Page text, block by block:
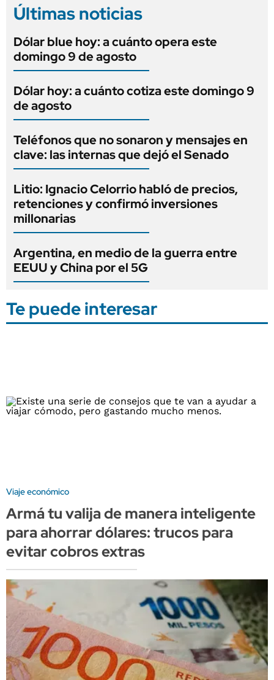
Últimas noticias
Dólar blue hoy: a cuánto opera este
domingo 9 de agosto
Dólar hoy: a cuánto cotiza este domingo 9
de agosto
Teléfonos que no sonaron y mensajes en
clave: las internas que dejó el Senado
Litio: Ignacio Celorrio habló de precios,
retenciones y confirmó inversiones
millonarias
Argentina, en medio de la guerra entre
EEUU y China por el 5G
Te puede interesar
Viaje económico
Armá tu valija de manera inteligente
para ahorrar dólares: trucos para
evitar cobros extras